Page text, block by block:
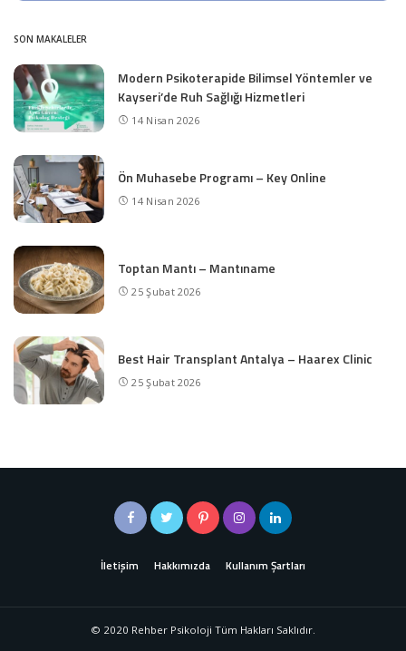
SON MAKALELER
Modern Psikoterapide Bilimsel Yöntemler ve
Kayseri’de Ruh Sağlığı Hizmetleri
14 Nisan 2026
Ön Muhasebe Programı – Key Online
14 Nisan 2026
Toptan Mantı – Mantıname
25 Şubat 2026
Best Hair Transplant Antalya – Haarex Clinic
25 Şubat 2026
İletişim Hakkımızda Kullanım Şartları
© 2020 Rehber Psikoloji Tüm Hakları Saklıdır.